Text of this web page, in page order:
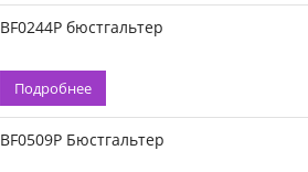
BF0244P бюстгальтер
Подробнее
BF0509P Бюстгальтер